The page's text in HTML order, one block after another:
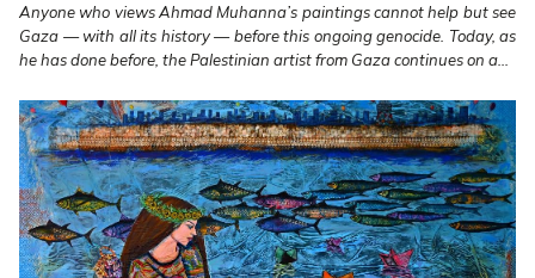
Anyone who views Ahmad Muhanna’s paintings cannot help but see
Gaza — with all its history — before this ongoing genocide. Today, as
he has done before, the Palestinian artist from Gaza continues on a...